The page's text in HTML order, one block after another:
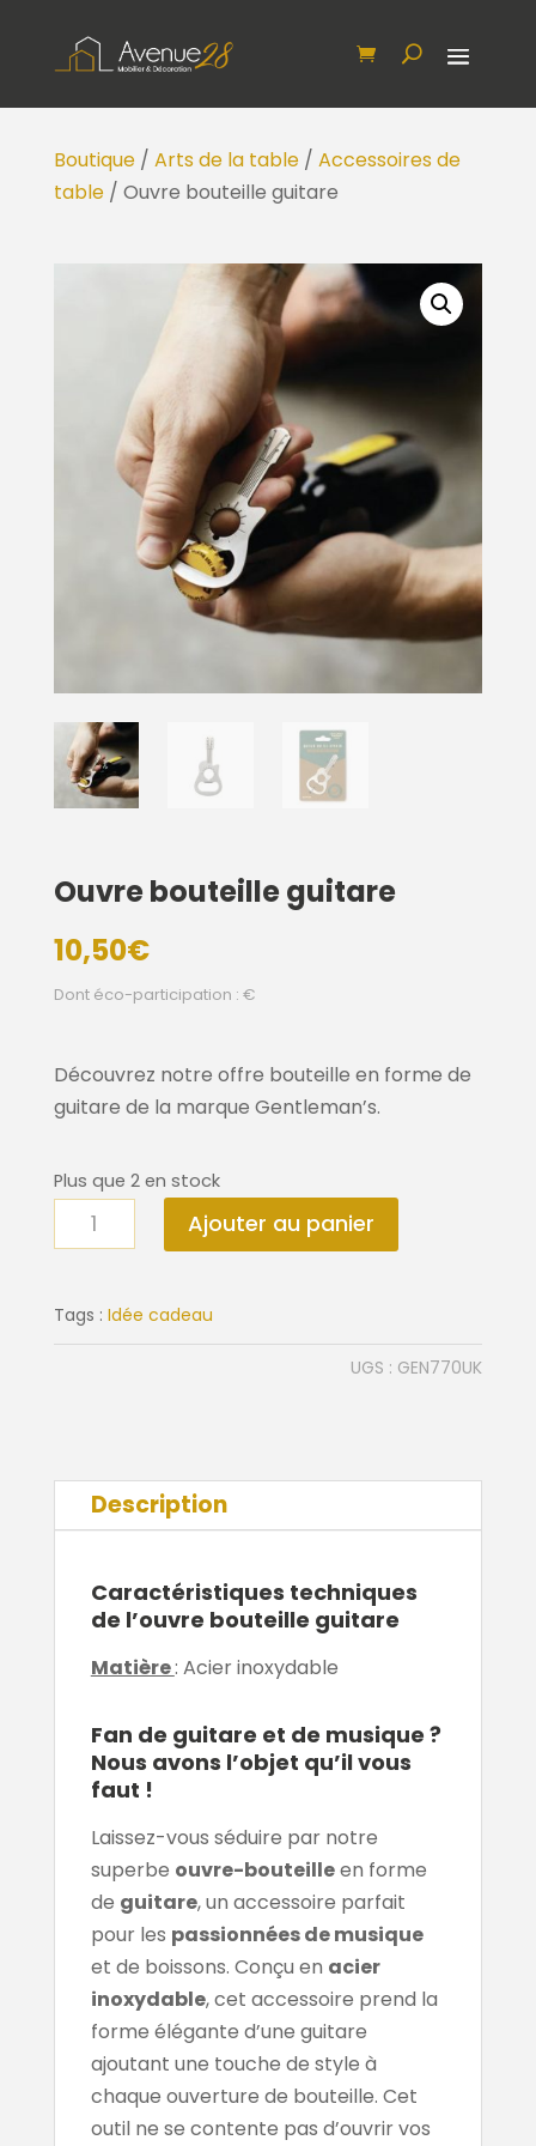
Boutique/ Arts de la table/ Accessoires de
table/ Ouvre bouteille guitare
Ouvre bouteille guitare
10,50€
Dont éco-participation : €
Découvrez notre offre bouteille en forme de
guitare de la marque Gentleman’s.
Plus que 2 en stock
quantité
de
bouteille
guitare
Ajouter au panier
Tags : Idée cadeau
UGS : GEN770UK
Description
Caractéristiques techniques
de l’ouvre bouteille guitare
Matière: Acier inoxydable
Fan de guitare et de musique ?
Nous avons l’objet qu’il vous
faut !
Laissez-vous séduire par notre
superbe ouvre-bouteilleen forme
de guitare, un accessoire parfait
pour les passionnées de musique
et de boissons. Conçu en acier
inoxydable, cet accessoire prend la
forme élégante d’une guitare
ajoutant une touche de style à
chaque ouverture de bouteille. Cet
outil ne se contente pas d’ouvrir vos